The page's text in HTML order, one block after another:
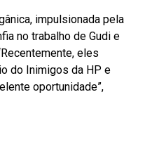
impulsionada pela
no trabalho de Gudi e
eles
do Inimigos da HP e
oportunidade”,